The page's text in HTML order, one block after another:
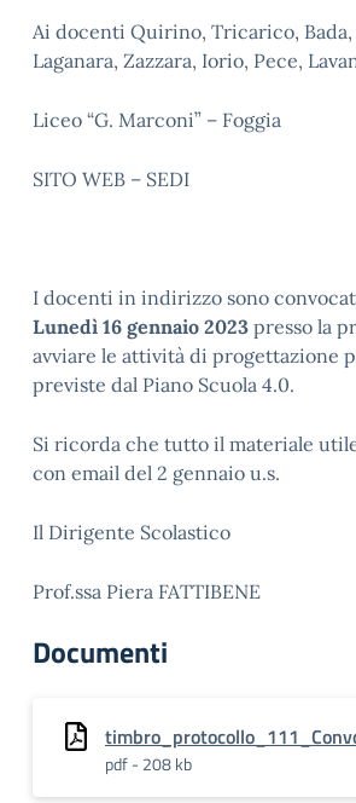
Ai docenti Quirino, Tricarico, Bada,
Laganara, Zazzara, Iorio, Pece,
Liceo “G. Marconi” – Foggia
SITO WEB – SEDI
I docenti in indirizzo sono
Lunedì 16 gennaio 2023 presso la
avviare le attività di progettazione
previste dal Piano Scuola 4.0.
Si ricorda che tutto il materiale
con email del 2 gennaio u.s.
Il Dirigente Scolastico
Prof.ssa Piera FATTIBENE
Documenti
pdf - 208 kb